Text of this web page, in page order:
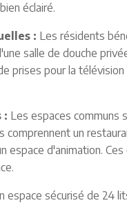
éclairé.
: Les résidents
salle de douche
prises pour la
: Les espaces communs
comprennent un
espace d'animation.
espace sécurisé de 24